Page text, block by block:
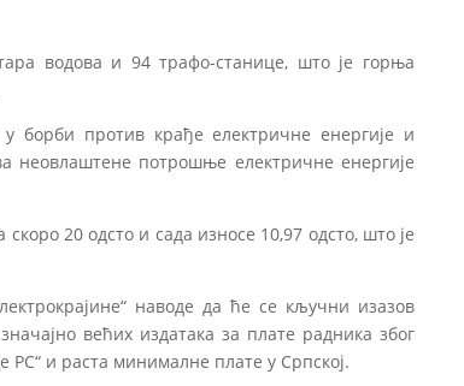
водова и 94 трафо-станице, што је горња
у борби против крађе електричне енергије и
неовлаштене потрошње електричне енергије
20 одсто и сада износе 10,97 одсто, што је
наводе да ће се кључни изазов
већих издатака за плате радника због
РС“ и раста минималне плате у Српској.